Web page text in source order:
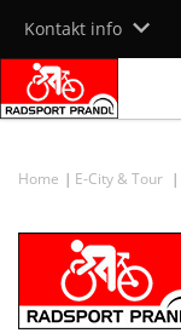
content
Kontakt info
Home E-City & Tour